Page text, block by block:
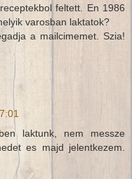
feltett. En 1986
varosban laktatok?
a mailcimemet. Szia!
laktunk, nem messze
es majd jelentkezem.